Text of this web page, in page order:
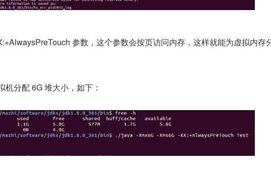
参数，这个参数会按页访问内存，这样就能为虚拟内存
分配 6G 堆大小，如下：